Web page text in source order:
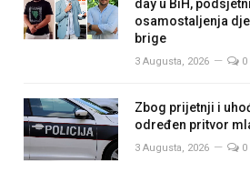
day u BiH,
osamostaljenja
brige
3 Augusta, 2026 0
Zbog prijetnji i
određen pritvor
3 Augusta, 2026 0